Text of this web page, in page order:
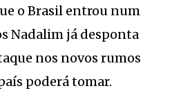
o Brasil entrou num
Nadalim já desponta
nos novos rumos
poderá tomar.